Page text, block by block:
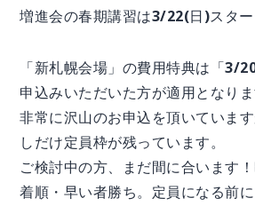
増進会の春期講習は3/22(日)スター
「新札幌会場」の費用特典は「3/
申込みいただいた方が適用となりま
非常に沢山のお申込を頂いていま
しだけ定員枠が残っています。
ご検討中の方、まだ間に合います
着順・早い者勝ち。定員になる前